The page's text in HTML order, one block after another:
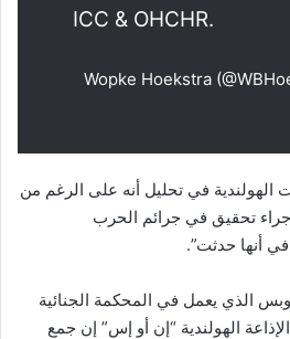
ICC & OHCHR.
في تحليل أنه على الرغم من
تحقيق في جرائم الحرب
في أنها حدثت”.
الذي يعمل في المحكمة الجنائية
الهولندية “إن أو إس” إن جمع